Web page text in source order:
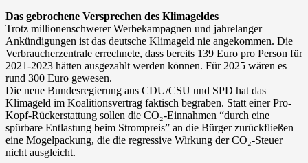
Das gebrochene Versprechen des Klimageldes
Trotz millionenschwerer Werbekampagnen und jahrelanger
Ankündigungen ist das deutsche Klimageld nie angekommen. Die
Verbraucherzentrale errechnete, dass bereits 139 Euro pro Person für
2021-2023 hätten ausgezahlt werden können. Für 2025 wären es
rund 300 Euro gewesen.
Die neue Bundesregierung aus CDU/CSU und SPD hat das
Klimageld im Koalitionsvertrag faktisch begraben. Statt einer Pro-
Kopf-Rückerstattung sollen die CO₂-Einnahmen “durch eine
spürbare Entlastung beim Strompreis” an die Bürger zurückfließen –
eine Mogelpackung, die die regressive Wirkung der CO₂-Steuer
nicht ausgleicht.